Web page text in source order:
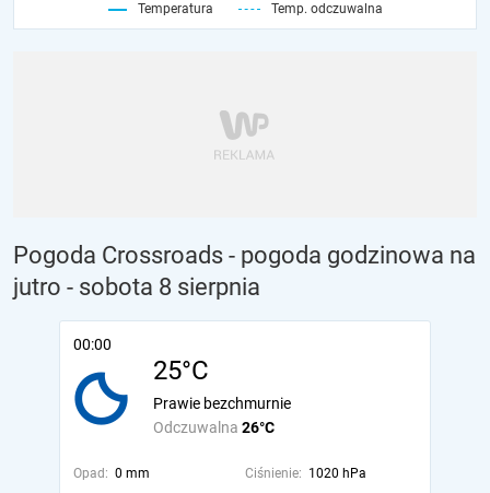
Temperatura Temp. odczuwalna
Pogoda Crossroads - pogoda godzinowa na
jutro - sobota 8 sierpnia
00:00
25°C
Odczuwalna 26°C
Prawie bezchmurnie
Opad: 0 mm Ciśnienie: 1020 hPa